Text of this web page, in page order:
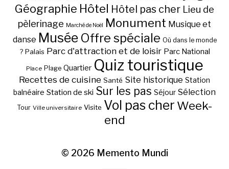
Géographie Hôtel Hôtel pas cher Lieu de
pèlerinage Marché de Noël Monument Musique et
danse Musée Offre spéciale Où dans le monde
? Palais Parc d'attraction et de loisir Parc National
Place Plage Quartier Quiz touristique
Recettes de cuisine Santé Site historique Station
balnéaire Station de ski Sur les pas Séjour Sélection
Tour Ville universitaire Visite Vol pas cher Week-
end
© 2026 Memento Mundi